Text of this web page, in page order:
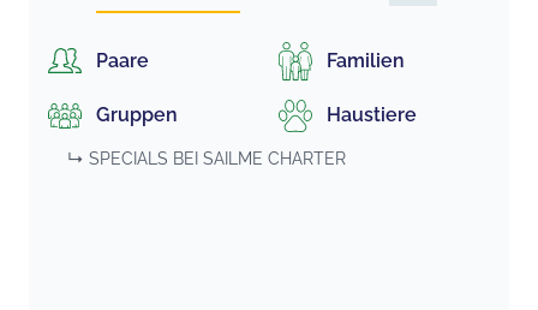
Paare Familien
Gruppen Haustiere
↳ SPECIALS BEI SAILME CHARTER